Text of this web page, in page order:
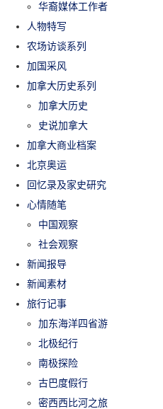
华裔媒体工作者
人物特写
农场访谈系列
加国采风
加拿大历史系列
加拿大历史
史说加拿大
加拿大商业档案
北京奥运
回忆录及家史研究
心情随笔
中国观察
社会观察
新闻报导
新闻素材
旅行记事
加东海洋四省游
北极纪行
南极探险
古巴度假行
密西西比河之旅